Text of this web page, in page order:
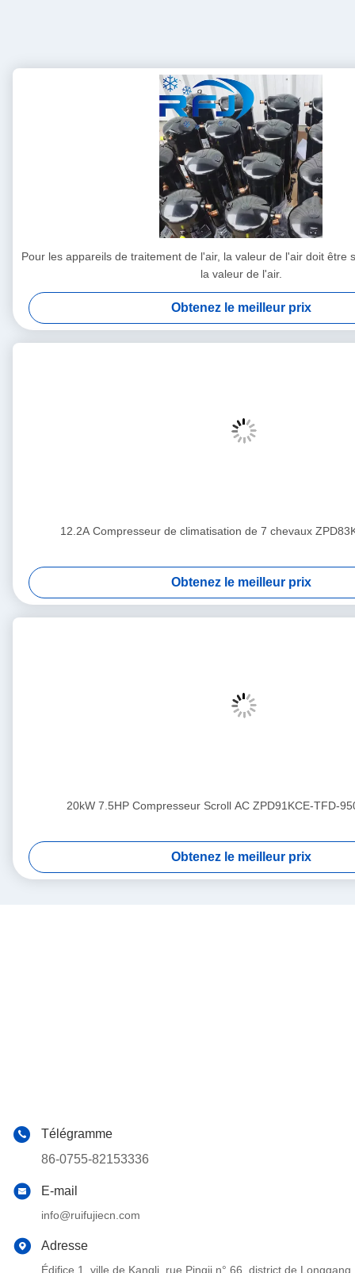
Pour les appareils de traitement de l'air, la valeur de l'air doit être
la valeur de l'air.
Obtenez le meilleur prix
12.2A Compresseur de climatisation de 7 chevaux
Obtenez le meilleur prix
20kW 7.5HP Compresseur Scroll AC ZPD91KCE-TFD-
Obtenez le meilleur prix
Télégramme
86-0755-82153336
E-mail
info@ruifujiecn.com
Adresse
Édifice 1, ville de Kangli, rue Pingji n° 66, district de